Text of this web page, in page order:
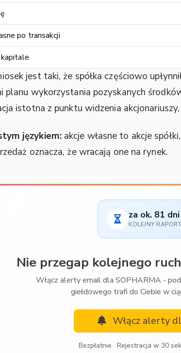
po transakcji
kapitale
jest taki, że spółka częściowo
planu wykorzystania pozyskanych
istotna z punktu widzenia
językiem:akcje własne to akcje
oznacza, że wracają one na rynek.
za ok. 81 dni
KOLEJNY
Nie przegap kolejnego
Włącz alerty email dla SOPHARMA -
giełdowego trafi do Ciebie w
Włącz alerty
Bezpłatnie · Rejestracja w 30